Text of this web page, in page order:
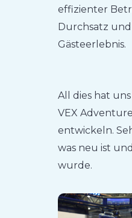
effizienter
Durchsatz
Gästeerlebnis.
All dies hat
VEX
entwickeln.
was neu ist
wurde.